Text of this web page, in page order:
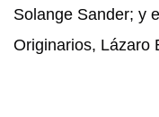
Solange Sander; y
Originarios, Lázaro